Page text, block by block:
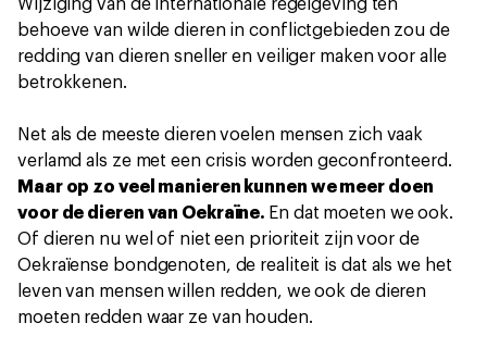
Wijziging van de internationale regelgeving ten
behoeve van wilde dieren in conflictgebieden zou de
redding van dieren sneller en veiliger maken voor alle
betrokkenen.
Net als de meeste dieren voelen mensen zich vaak
verlamd als ze met een crisis worden geconfronteerd.
Maar op zo veel manieren kunnen we meer doen
voor de dieren van Oekraïne. En dat moeten we ook.
Of dieren nu wel of niet een prioriteit zijn voor de
Oekraïense bondgenoten, de realiteit is dat als we het
leven van mensen willen redden, we ook de dieren
moeten redden waar ze van houden.